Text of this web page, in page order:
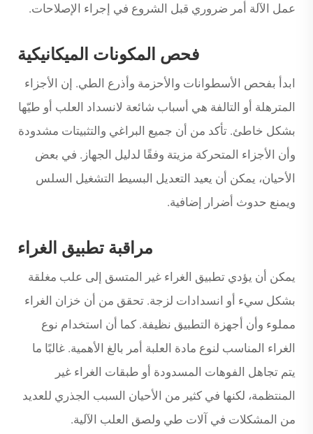
عمل الآلة أمر ضروري قبل الشروع في إجراء الإصلاحات.
فحص المكونات الميكانيكية
ابدأ بفحص الأسطوانات والأحزمة وأذرع الطي. إن الأجزاء
المترهلة أو التالفة هي أسباب شائعة لانسداد العلب أو طيّها
بشكل خاطئ. تأكد من أن جميع البراغي والتثبيتات مشدودة
وأن الأجزاء المتحركة مزيتة وفقًا لدليل الجهاز. في بعض
الأحيان، يمكن أن يعيد التعديل البسيط التشغيل السلس
ويمنع حدوث أضرار إضافية.
مراقبة تطبيق الغراء
يمكن أن يؤدي تطبيق الغراء غير المتسق إلى علب مغلقة
بشكل سيء أو انسدادات لزجة. تحقق من أن خزان الغراء
مملوء وأن أجهزة التطبيق نظيفة. كما أن استخدام نوع
الغراء المناسب لنوع مادة العلبة أمر بالغ الأهمية. غالبًا ما
يتم تجاهل الفوهات المسدودة أو طبقات الغراء غير
المنتظمة، لكنها في كثير من الأحيان السبب الجذري للعديد
من المشكلات في آلات طي ولصق العلب الآلية.